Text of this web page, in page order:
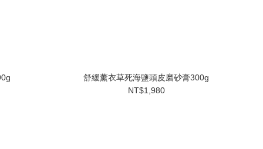
舒緩薰衣草死海鹽頭皮磨砂膏300g
NT$1,980